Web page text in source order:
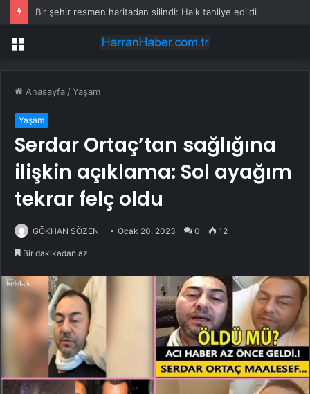
Bir şehir resmen haritadan silindi: Halk tahliye edildi
Menü
Anasayfa /Yaşam
Yaşam
Serdar Ortaç’tan sağlığına
ilişkin açıklama: Sol ayağım
tekrar felç oldu
GÖKHAN SÖZEN Ocak 20, 2023 0 12
Bir dakikadan az